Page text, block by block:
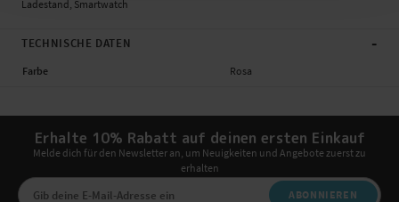
Ladestand, Smartwatch
TECHNISCHE DATEN -
Farbe Rosa
Erhalte 10% Rabatt auf deinen ersten Einkauf
Melde dich für den Newsletter an, um Neuigkeiten und Angebote zuerst zu
erhalten
ABONNIEREN